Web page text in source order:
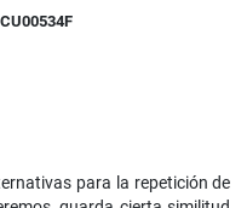
para la repetición de